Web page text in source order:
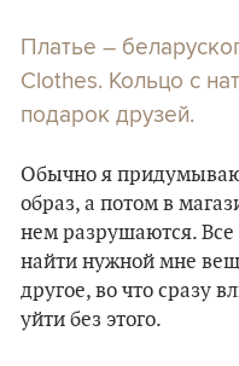
Платье –
Clothes. Кольцо с
подарок друзей.
Обычно я
образ, а потом в
нем разрушаются. Все
найти нужной мне
другое, во что сразу
уйти без этого.